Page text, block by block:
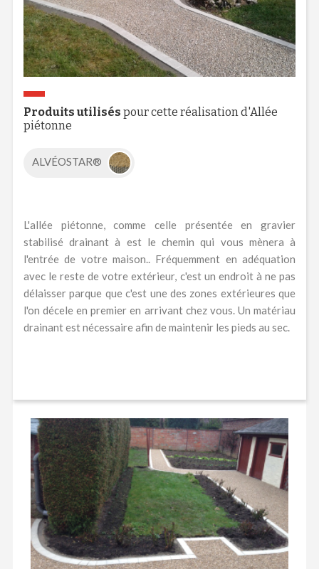
Produits utilisés pour cette réalisation d'Allée
piétonne
ALVÉOSTAR®
L'allée piétonne, comme celle présentée en gravier
stabilisé drainant à est le chemin qui vous mènera à
l'entrée de votre maison.. Fréquemment en adéquation
avec le reste de votre extérieur, c'est un endroit à ne pas
délaisser parque que c'est une des zones extérieures que
l'on décele en premier en arrivant chez vous. Un matériau
drainant est nécessaire afin de maintenir les pieds au sec.